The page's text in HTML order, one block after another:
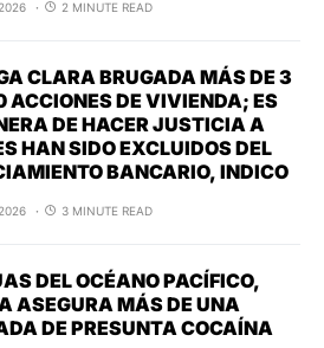
2 MINUTE READ
CLARA BRUGADA MÁS DE 3
ACCIONES DE VIVIENDA; ES
DE HACER JUSTICIA A
HAN SIDO EXCLUIDOS DEL
BANCARIO, INDICO
3 MINUTE READ
DEL OCÉANO PACÍFICO,
ASEGURA MÁS DE UNA
DE PRESUNTA COCAÍNA